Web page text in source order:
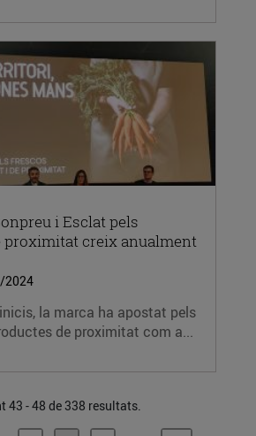
i Esclat pels
proximitat creix anualment
2024
la marca ha apostat pels
de proximitat com a...
43 - 48 de 338 resultats.